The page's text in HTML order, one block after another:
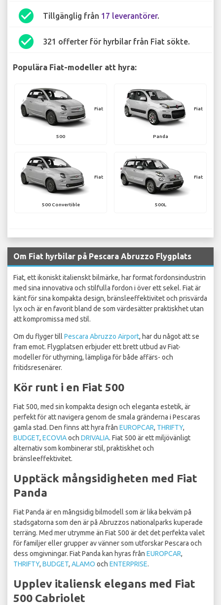
check_circle Tillgänglig från 17 leverantörer.
check_circle 321 offerter för hyrbilar från Fiat sökte.
Populära Fiat-modeller att hyra:
Fiat
500
Fiat
Panda
Fiat
500 Convertible
Fiat
500L
Om Fiat hyrbilar på Pescara Abruzzo Flygplats
Fiat, ett ikoniskt italienskt bilmärke, har format fordonsindustrin
med sina innovativa och stilfulla fordon i över ett sekel. Fiat är
känt för sina kompakta design, bränsleeffektivitet och prisvärda
lyx och är en favorit bland de som värdesätter praktiskhet utan
att kompromissa med stil.
Om du flyger till Pescara Abruzzo Airport, har du något att se
fram emot. Flygplatsen erbjuder ett brett utbud av Fiat-
modeller för uthyrning, lämpliga för både affärs- och
fritidsresenärer.
Kör runt i en Fiat 500
Fiat 500, med sin kompakta design och eleganta estetik, är
perfekt för att navigera genom de smala gränderna i Pescaras
gamla stad. Den finns att hyra från EUROPCAR, THRIFTY,
BUDGET, ECOVIAoch DRIVALIA. Fiat 500 är ett miljövänligt
alternativ som kombinerar stil, praktiskhet och
bränsleeffektivitet.
Upptäck mångsidigheten med Fiat
Panda
Fiat Panda är en mångsidig bilmodell som är lika bekväm på
stadsgatorna som den är på Abruzzos nationalparks kuperade
terräng. Med mer utrymme än Fiat 500 är det det perfekta valet
för familjer eller grupper av vänner som utforskar Pescara och
dess omgivningar. Fiat Panda kan hyras från EUROPCAR,
THRIFTY, BUDGET, ALAMO och ENTERPRISE.
Upplev italiensk elegans med Fiat
500 Cabriolet